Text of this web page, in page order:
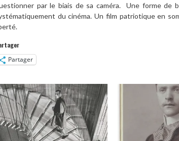
par le biais de sa caméra. Une forme de
du cinéma. Un film patriotique en
Partager